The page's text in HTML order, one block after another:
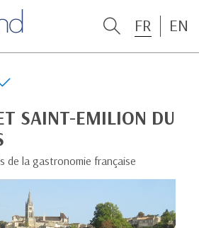
FR EN
SAINT-EMILION DU
de la gastronomie française